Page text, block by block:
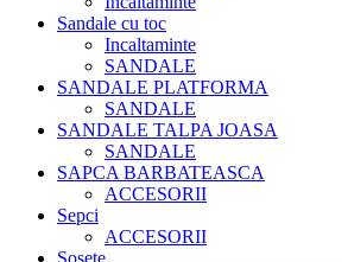
Sandale cu toc
Incaltaminte
SANDALE
SANDALE PLATFORMA
SANDALE
SANDALE TALPA JOASA
SANDALE
SAPCA BARBATEASCA
ACCESORII
Sepci
ACCESORII
Sosete